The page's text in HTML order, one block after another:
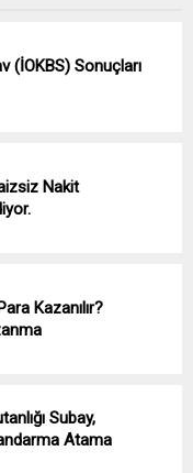
(İOKBS) Sonuçları
Nakit
Kazanılır?
Subay,
Atama